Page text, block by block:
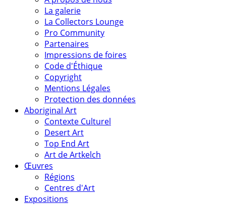
La galerie
La Collectors Lounge
Pro Community
Partenaires
Impressions de foires
Code d'Éthique
Copyright
Mentions Légales
Protection des données
Aboriginal Art
Contexte Culturel
Desert Art
Top End Art
Art de Artkelch
Œuvres
Régions
Centres d'Art
Expositions